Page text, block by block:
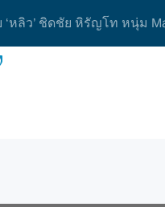
หลิว’ ชิดชัย หิรัญโท หนุ่ม